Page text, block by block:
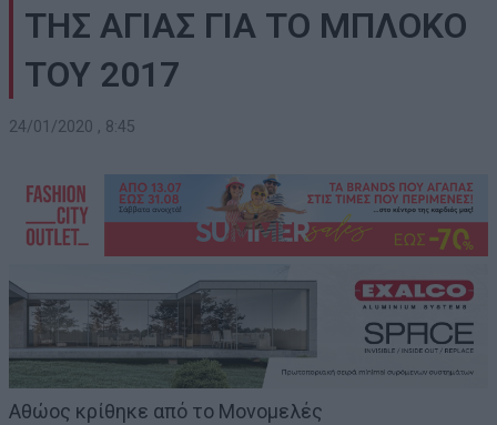
ΤΗΣ ΑΓΙΑΣ ΓΙΑ ΤΟ ΜΠΛΟΚΟ
ΤΟΥ 2017
24/01/2020 , 8:45
Αθώος κρίθηκε από το Μονομελές